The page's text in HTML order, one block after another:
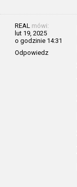
REAL mówi:
lut 19, 2025
o godzinie 14:31
Odpowiedz